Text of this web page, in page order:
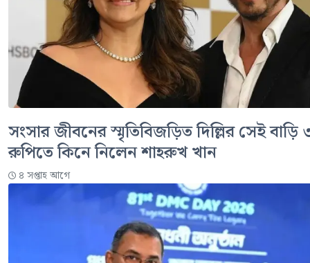
সংসার জীবনের স্মৃতিবিজড়িত দিল্লির সেই
রুপিতে কিনে নিলেন শাহরুখ খান
৪ সপ্তাহ আগে